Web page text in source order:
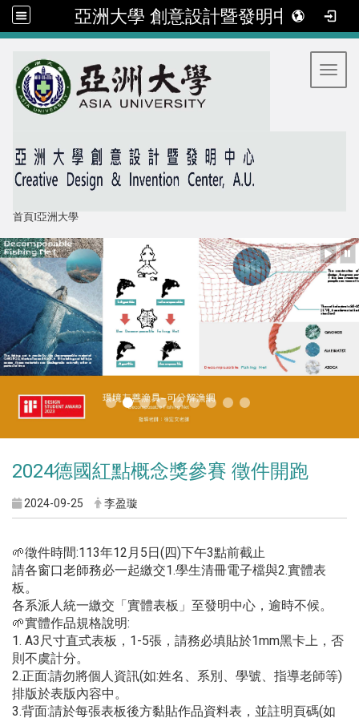
亞洲大學 創意設計暨發明中心
首頁I亞洲大學
2024德國紅點概念獎參賽 徵件開跑
2024-09-25 李盈璇
🌱徵件時間:113年12月5日(四)下午3點前截止
請各窗口老師務必一起繳交1.學生清冊電子檔與2.實體表
板。
各系派人統一繳交「實體表板」至發明中心，逾時不候。
🌱實體作品規格說明:
1. A3尺寸直式表板，1-5張，請務必填貼於1mm黑卡上，否
則不虞計分。
2.正面:請勿將個人資訊(如:姓名、系別、學號、指導老師等)
排版於表版內容中。
3.背面:請於每張表板後方黏貼作品資料表，並註明頁碼(如